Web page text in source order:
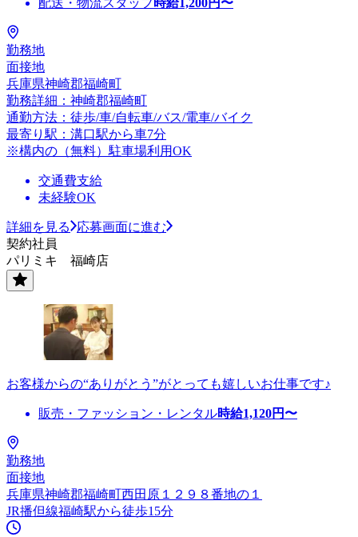
勤務地
面接地
兵庫県神崎郡福崎町
勤務詳細：神崎郡福崎町
通勤方法：徒歩/車/自転車/バス/電車/バイク
最寄り駅：溝口駅から車7分
※構内の（無料）駐車場利用OK
交通費支給
未経験OK
詳細を見る
応募画面に進む
契約社員
パリミキ 福崎店
お客様からの“ありがとう”がとっても嬉しいお仕事です♪
販売・ファッション・レンタル時給1,120円〜
勤務地
面接地
兵庫県神崎郡福崎町西田原１２９８番地の１
JR播但線福崎駅から徒歩15分